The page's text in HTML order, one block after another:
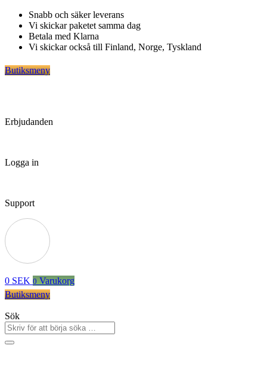
Hoppa
innehåll
Snabb och säker leverans
Vi skickar paketet samma dag
Betala med Klarna
Vi skickar också till Finland, Norge, Tyskland
Butiksmeny
Erbjudanden
Logga in
Support
0 SEK 0 Varukorg
Butiksmeny
Sök